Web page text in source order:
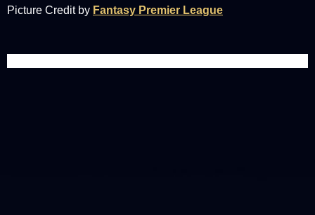
Picture Credit by Fantasy Premier League